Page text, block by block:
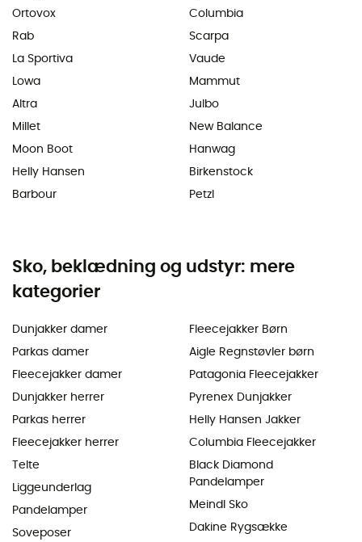
Ortovox
Rab
La Sportiva
Lowa
Altra
Millet
Moon Boot
Helly Hansen
Barbour
Columbia
Scarpa
Vaude
Mammut
Julbo
New Balance
Hanwag
Birkenstock
Petzl
Sko, beklædning og udstyr: mere
kategorier
Dunjakker damer
Parkas damer
Fleecejakker damer
Dunjakker herrer
Parkas herrer
Fleecejakker herrer
Telte
Liggeunderlag
Pandelamper
Soveposer
Fleecejakker Børn
Aigle Regnstøvler børn
Patagonia Fleecejakker
Pyrenex Dunjakker
Helly Hansen Jakker
Columbia Fleecejakker
Black Diamond
Pandelamper
Meindl Sko
Dakine Rygsække